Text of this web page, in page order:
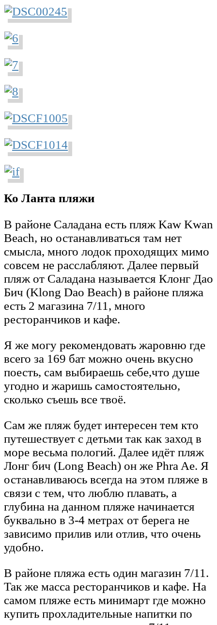
Ко Ланта пляжи
В районе Саладана есть пляж Kaw Kwan
Beach, но останавливаться там нет
смысла, много лодок проходящих мимо
совсем не расслабляют. Далее первый
пляж от Саладана называется Клонг Дао
Бич (Klong Dao Beach) в районе пляжа
есть 2 магазина 7/11, много
ресторанчиков и кафе.
Я же могу рекомендовать жаровню где
всего за 169 бат можно очень вкусно
поесть, сам выбираешь себе,что душе
угодно и жаришь самостоятельно,
сколько съешь все твоё.
Сам же пляж будет интересен тем кто
путешествует с детьми так как заход в
море весьма пологий. Далее идёт пляж
Лонг бич (Long Beach) он же Phra Ae. Я
останавливаюсь всегда на этом пляже в
связи с тем, что люблю плавать, а
глубина на данном пляже начинается
буквально в 3-4 метрах от берега не
зависимо прилив или отлив, что очень
удобно.
В районе пляжа есть один магазин 7/11.
Так же масса ресторанчиков и кафе. На
самом пляже есть минимарт где можно
купить прохладительные напитки по